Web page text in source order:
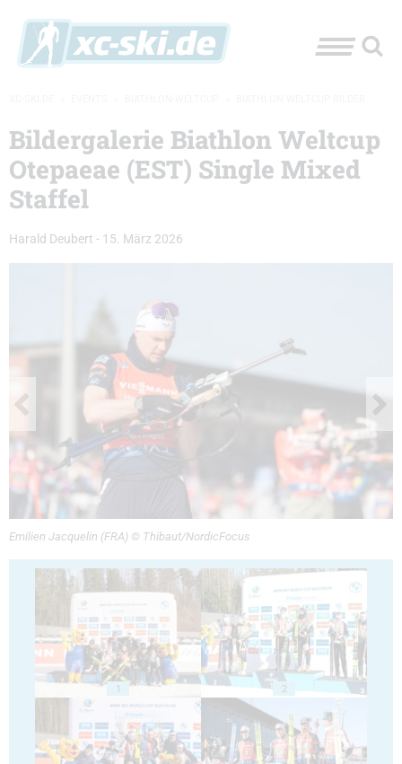
Bildergalerie Biathlon Weltcup
Otepaeae (EST) Single Mixed
Staffel
Harald Deubert - 15. März 2026
Emilien Jacquelin (FRA) © Thibaut/NordicFocus
1 2